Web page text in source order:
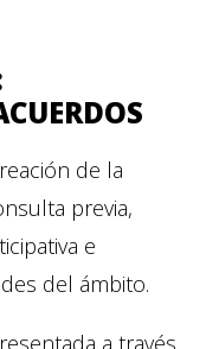
de la
previa,
e
del ámbito.
a través